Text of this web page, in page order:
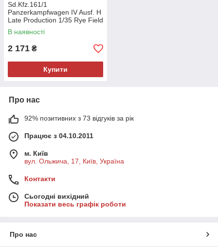
Sd.Kfz.161/1
Panzerkampfwagen IV Ausf. H
Late Production 1/35 Rye Field
Model 5127
В наявності
2 171 ₴
Купити
Про нас
92% позитивних з 73 відгуків за рік
Працює з 04.10.2011
м. Київ
вул. Ольжича, 17, Київ, Україна
Контакти
Сьогодні вихідний
Показати весь графік роботи
Про нас